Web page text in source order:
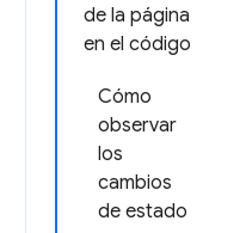
de la página
en el código
Cómo
observar
los
cambios
de estado